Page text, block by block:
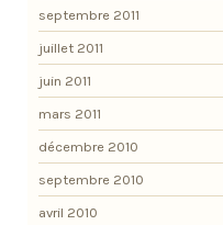
septembre 2011
juillet 2011
juin 2011
mars 2011
décembre 2010
septembre 2010
avril 2010